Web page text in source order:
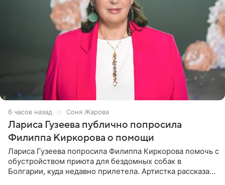
6 часов назад Соня Жарова
Лариса Гузеева публично попросила
Филиппа Киркорова о помощи
Лариса Гузеева попросила Филиппа Киркорова помочь с
обустройством приюта для бездомных собак в
Болгарии, куда недавно прилетела. Артистка рассказала